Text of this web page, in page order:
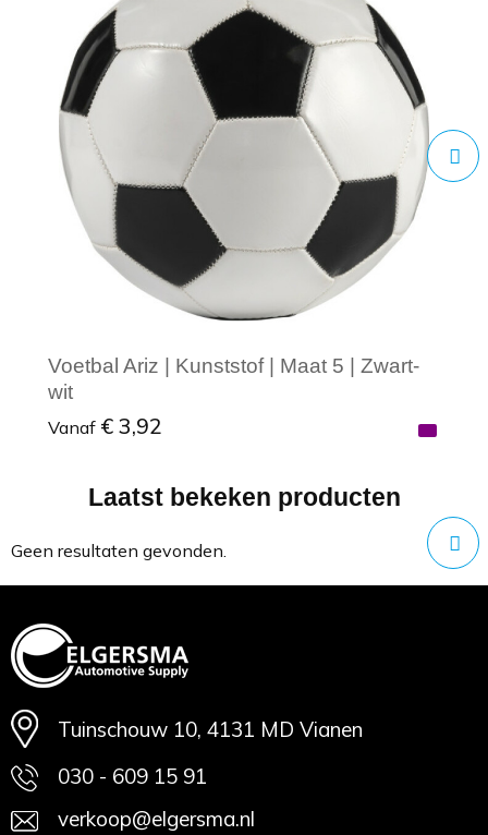
Voetbal Ariz | Kunststof | Maat 5 | Zwart-
wit
Vanaf € 3,92
Minimale afname: 1
Laatst bekeken producten
Geen resultaten gevonden.
Tuinschouw 10, 4131 MD Vianen
030 - 609 15 91
verkoop@elgersma.nl